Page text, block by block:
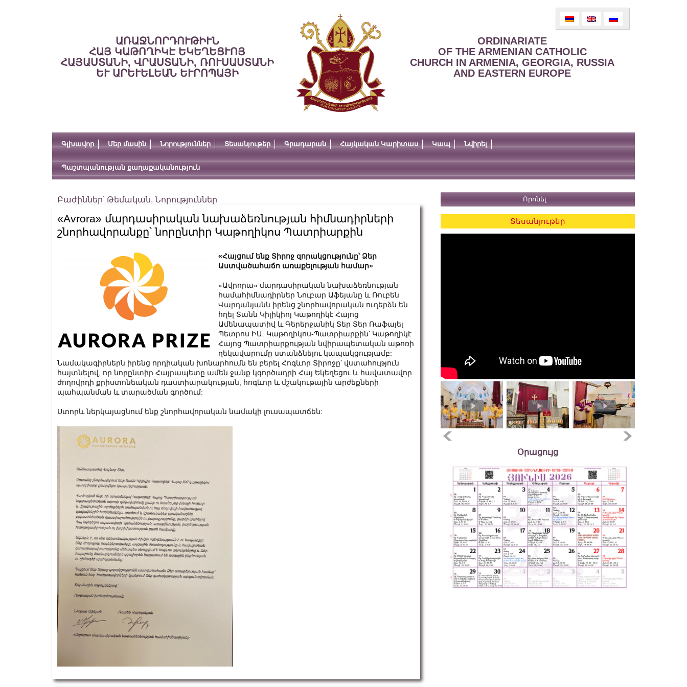
ԱՌԱՋՆՈՐԴՈՒԹԻՒՆ
ՀԱՅ ԿԱԹՈՂԻԿԷ ԵԿԵՂԵՑՒՈՅ
ՀԱՅԱՍՏԱՆԻ, ՎՐԱՍՏԱՆԻ, ՌՈՒՍԱՍՏԱՆԻ
ԵՒ ԱՐԵՒԵԼԵԱՆ ԵՒՐՈՊԱՅԻ
ORDINARIATE
OF THE ARMENIAN CATHOLIC
CHURCH IN ARMENIA, GEORGIA, RUSSIA
AND EASTERN EUROPE
Գլխավոր Մեր մասին Նորություններ Տեսանյութեր Գրադարան Հայկական Կարիտաս Կապ Նվիրել
Պաշտպանության քաղաքականություն
Բաժիններ՝ Թեմական, Նորություններ
«Avrora» մարդասիրական նախաձեռնության հիմնադիրների
շնորհավորանքը՝ նորընտիր Կաթողիկոս Պատրիարքին
«Հայցում ենք Տիրոջ զորակցությունը՝ Ձեր
Աստվածահաճո առաքելության համար»
«Ավրորա» մարդասիրական նախաձեռնության
համահիմնադիրներ Նուբար Աֆեյանը և Ռուբեն
Վարդանյանն իրենց շնորհավորական ուղերձն են
հղել Տանն Կիլիկիոյ Կաթողիկէ Հայոց
Ամենապատիվ և Գերերջանիկ Տեր Տեր Ռաֆայել
Պետրոս ԻԱ. Կաթողիկոս-Պատրիարքին՝ Կաթողիկէ
Հայոց Պատրիարքության նվիրապետական աթոռի
ղեկավարումը ստանձնելու կապակցությամբ:
Նամակագիրներն իրենց որդիական խոնարհումն են բերել Հոգևոր Տիրոջը՝ վստահություն
հայտնելով, որ նորընտիր Հայրապետը ամեն ջանք կգործադրի Հայ Եկեղեցու և հավատավոր
ժողովրդի քրիստոնեական դաստիարակության, հոգևոր և մշակութային արժեքների
պահպանման և տարածման գործում:
Ստորև ներկայացնում ենք շնորհավորական նամակի լուսապատճեն:
Տեսանյութեր
Օրացույց